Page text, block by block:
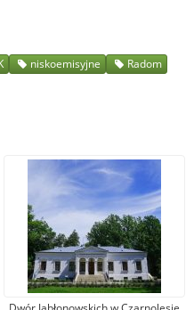
niskoemisyjne Radom